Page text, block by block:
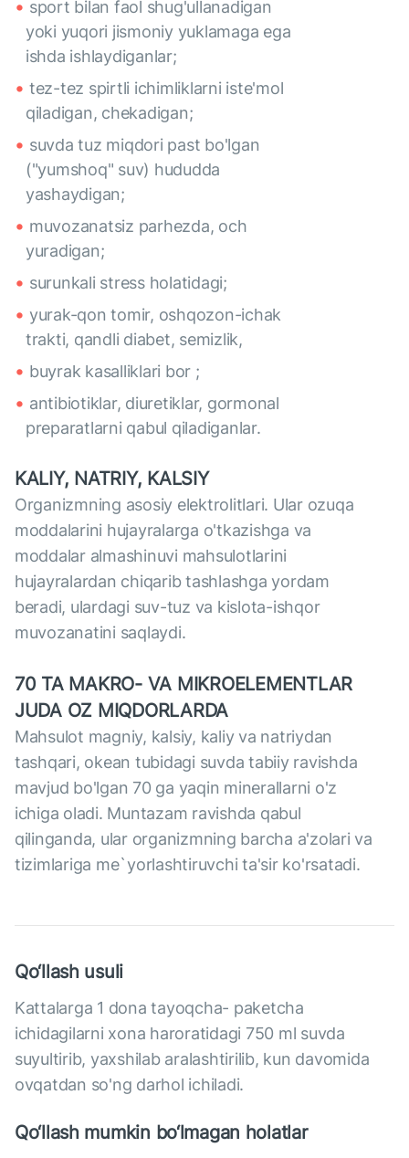
sport bilan faol shug'ullanadigan
yoki yuqori jismoniy yuklamaga ega
ishda ishlaydiganlar;
tez-tez spirtli ichimliklarni iste'mol
qiladigan, chekadigan;
suvda tuz miqdori past bo'lgan
("yumshoq" suv) hududda
yashaydigan;
muvozanatsiz parhezda, och
yuradigan;
surunkali stress holatidagi;
yurak-qon tomir, oshqozon-ichak
trakti, qandli diabet, semizlik,
buyrak kasalliklari bor ;
antibiotiklar, diuretiklar, gormonal
preparatlarni qabul qiladiganlar.
KALIY, NATRIY, KALSIY
Organizmning asosiy elektrolitlari. Ular ozuqa
moddalarini hujayralarga o'tkazishga va
moddalar almashinuvi mahsulotlarini
hujayralardan chiqarib tashlashga yordam
beradi, ulardagi suv-tuz va kislota-ishqor
muvozanatini saqlaydi.
70 TA MAKRO- VA MIKROELEMENTLAR
JUDA OZ MIQDORLARDA
Mahsulot magniy, kalsiy, kaliy va natriydan
tashqari, okean tubidagi suvda tabiiy ravishda
mavjud bo'lgan 70 ga yaqin minerallarni o'z
ichiga oladi. Muntazam ravishda qabul
qilinganda, ular organizmning barcha a'zolari va
tizimlariga me`yorlashtiruvchi ta'sir ko'rsatadi.
Qo‘llash usuli
Kattalarga 1 dona tayoqcha- paketcha
ichidagilarni xona haroratidagi 750 ml suvda
suyultirib, yaxshilab aralashtirilib, kun davomida
ovqatdan so'ng darhol ichiladi.
Qo‘llash mumkin bo‘lmagan holatlar